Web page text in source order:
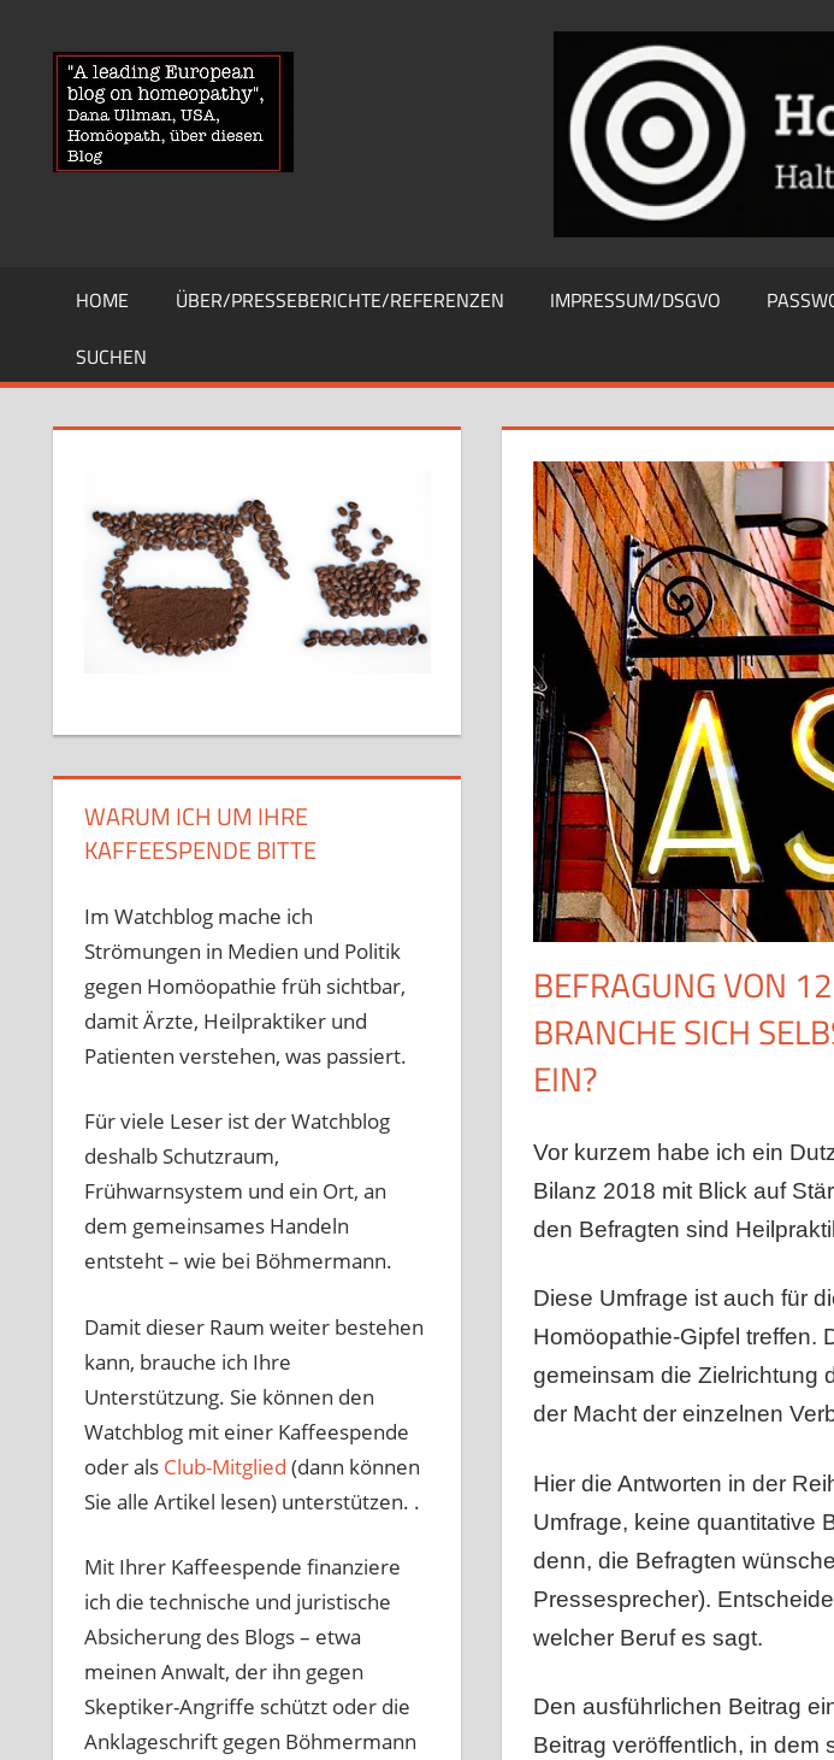
springen
HOMOEOPATHIEWATCHBLOG
News
über
Homöopathie
und
Globuli-
HOME ÜBER/PRESSEBERICHTE/REFERENZEN IMPRESSUM/DSGVO
SUCHEN
BEFRAGUNG VON
BRANCHE SICH
EIN?
Vor kurzem habe ich ein
Bilanz 2018 mit Blick auf
den Befragten sind
Diese Umfrage ist auch für
Homöopathie-Gipfel treffen.
gemeinsam die Zielrichtung
der Macht der einzelnen
Hier die Antworten in der
Umfrage, keine quantitative
denn, die Befragten
Pressesprecher).
welcher Beruf es sagt.
Den ausführlichen Beitrag
Beitrag veröffentlich, in dem
WARUM ICH UM IHRE
KAFFEESPENDE BITTE
Im Watchblog mache ich
Strömungen in Medien und Politik
gegen Homöopathie früh sichtbar,
damit Ärzte, Heilpraktiker und
Patienten verstehen, was passiert.
Für viele Leser ist der Watchblog
deshalb Schutzraum,
Frühwarnsystem und ein Ort, an
dem gemeinsames Handeln
entsteht – wie bei Böhmermann.
Damit dieser Raum weiter bestehen
kann, brauche ich Ihre
Unterstützung. Sie können den
Watchblog mit einer Kaffeespende
oder als Club-Mitglied (dann können
Sie alle Artikel lesen) unterstützen. .
Mit Ihrer Kaffeespende finanziere
ich die technische und juristische
Absicherung des Blogs – etwa
meinen Anwalt, der ihn gegen
Skeptiker-Angriffe schützt oder die
Anklageschrift gegen Böhmermann